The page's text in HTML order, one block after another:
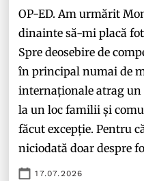
OP-ED. Am urmărit
dinainte să-mi placă
Spre deosebire de
în principal numai de
internaționale atrag un
la un loc familii și
făcut excepție. Pentru
niciodată doar despre
17.07.2026